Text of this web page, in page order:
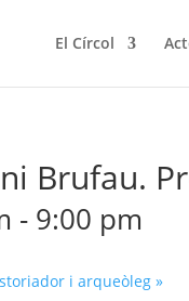
El Círcol
Brufau.
- 9:00 pm
i arqueòleg »